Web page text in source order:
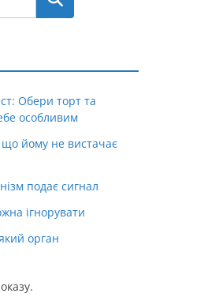
Обери торт та
особливим
що йому не вистачає
подає сигнал
ігнорувати
орган